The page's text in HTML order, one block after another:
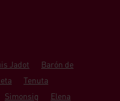
Jadot
Barón de
Tenuta
Simonsig
Elena